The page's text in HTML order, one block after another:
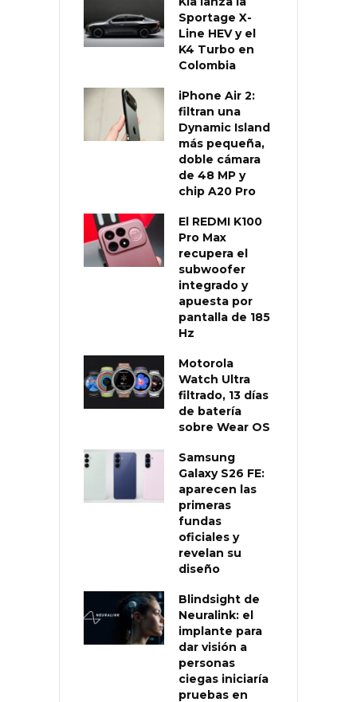
Sportage X-
Line HEV y el
K4 Turbo en
Colombia
iPhone Air 2:
filtran una
Dynamic Island
más pequeña,
doble cámara
de 48 MP y
chip A20 Pro
El REDMI K100
Pro Max
recupera el
subwoofer
integrado y
apuesta por
pantalla de 185
Hz
Motorola
Watch Ultra
filtrado, 13 días
de batería
sobre Wear OS
Samsung
Galaxy S26 FE:
aparecen las
primeras
fundas
oficiales y
revelan su
diseño
Blindsight de
Neuralink: el
implante para
dar visión a
personas
ciegas iniciaría
pruebas en